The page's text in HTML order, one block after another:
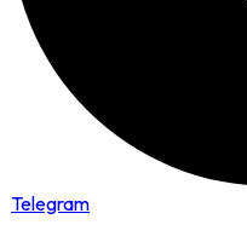
Telegram